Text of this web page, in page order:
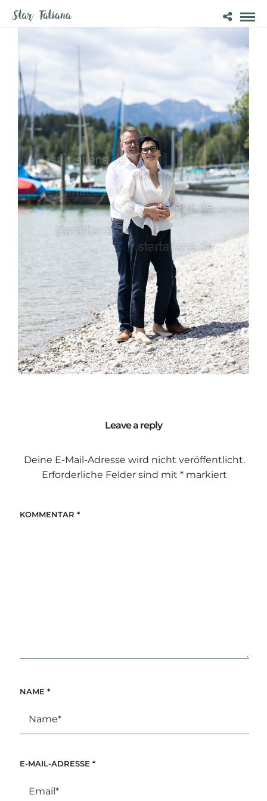
Leave a reply
Deine E-Mail-Adresse wird nicht veröffentlicht.
Erforderliche Felder sind mit *markiert
KOMMENTAR *
NAME *
E-MAIL-ADRESSE *